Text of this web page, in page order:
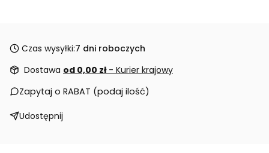
Czas wysyłki:7 dni roboczych
Dostawa od 0,00 zł - Kurier krajowy
Zapytaj o RABAT (podaj ilość)
Udostępnij